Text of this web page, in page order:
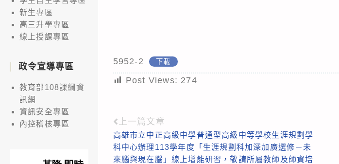
5952-2 下載
Post Views: 274
Read
more
articles
上一篇文章
高雄市立中正高級中學普通型高級中等學校生涯規劃學
科中心辦理113學年度「生涯規劃科加深加廣選修－未
來腦與現在腦」線上增能研習，敬請所屬教師及師資培
新生專區
高三升學專區
線上授課專區
政令宣導專區
教育部108課綱資
訊網
資訊安全專區
內控稽核專區